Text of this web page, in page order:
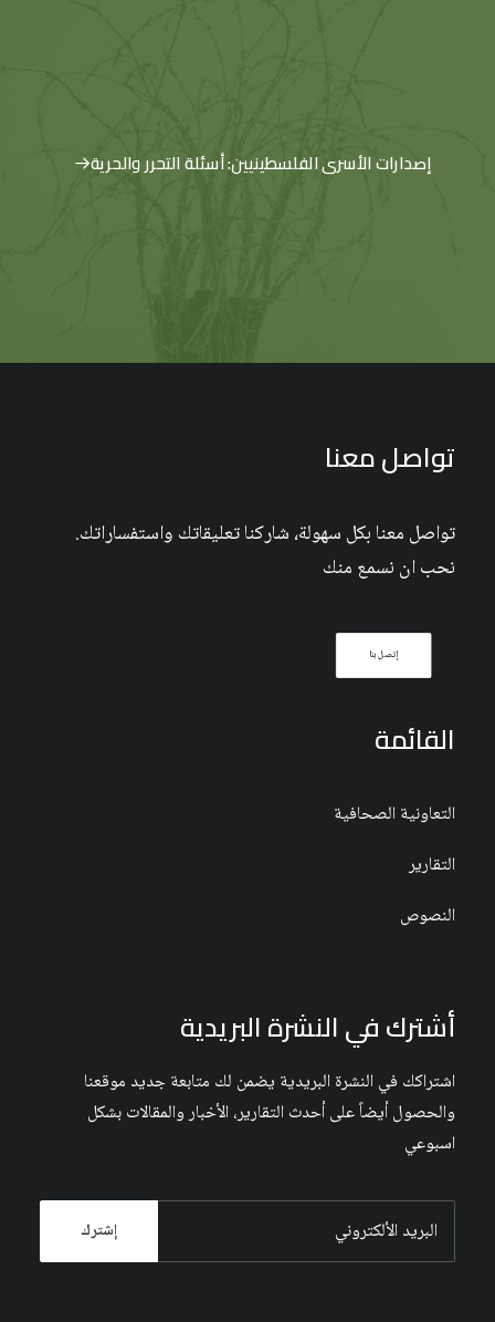
إصدارات الأسرى الفلسطينيين: أسئلة التحرر والحرية
تواصل معنا
تواصل معنا بكل سهولة، شاركنا تعليقاتك واستفساراتك.
نحب ان نسمع منك
إتصل بنا
القائمة
التعاونية الصحافية
التقارير
النصوص
أشترك في النشرة البريدية
اشتراكك في النشرة البريدية يضمن لك متابعة جديد موقعنا
والحصول أيضاً على أحدث التقارير، الأخبار والمقالات بشكل
اسبوعي